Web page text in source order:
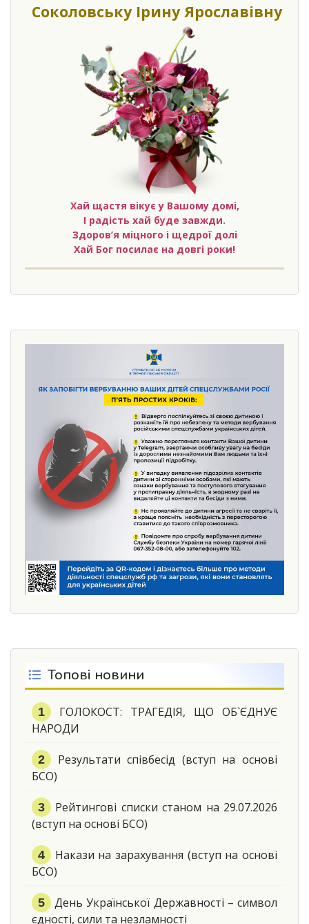
Соколовську Ірину Ярославівну
Хай щастя вікує у Вашому домі,
І радість хай буде завжди.
Здоров’я міцного і щедрої долі
Хай Бог посилає на довгі роки!
Топові новини
ГОЛОКОСТ: ТРАГЕДІЯ, ЩО ОБ`ЄДНУЄ
НАРОДИ
Результати співбесід (вступ на основі
БСО)
Рейтингові списки станом на 29.07.2026
(вступ на основі БСО)
Накази на зарахування (вступ на основі
БСО)
День Української Державності – символ
єдності, сили та незламності